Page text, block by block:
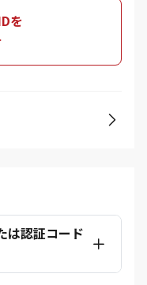
を
は認証コード